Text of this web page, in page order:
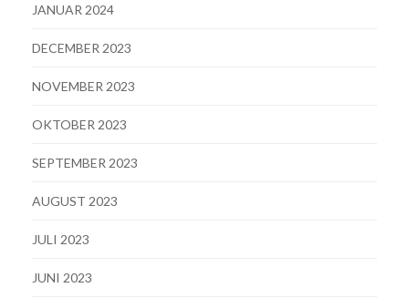
JANUAR 2024
DECEMBER 2023
NOVEMBER 2023
OKTOBER 2023
SEPTEMBER 2023
AUGUST 2023
JULI 2023
JUNI 2023